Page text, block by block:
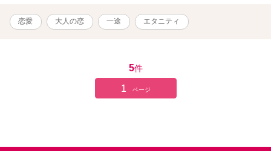
部長)から、ヘソ曲がりのおヘソを探されることになった』 ﾍﾞﾘｰｽﾞｶﾌ
ｪさんにて恋愛ランキング最高24位 『交際0日で結婚！指輪ゲットを
んにて恋愛トレンドランキング最高9位 『女神達が愛した弟』 エブ
リスタさんにて恋愛トレンドランキング最高66位 『恋した博士に名
前を覚えて貰うまで』 ﾍﾞﾘｰｽﾞｶﾌｪさんにて恋愛ランキング最高 12位
私の物語は全てがシリーズになっておりますが、どれを先に読んで
恋愛 大人の恋 一途 エタニティ
5件
1 ページ